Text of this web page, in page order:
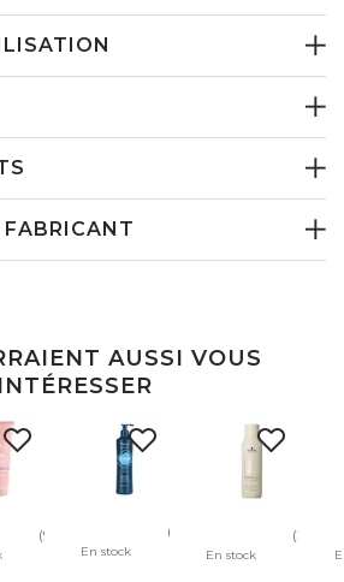
AUSSI VOUS
INTÉRESSER
(98) (4)
En stock
(22)
En stock